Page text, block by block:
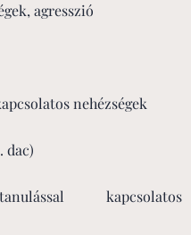
agresszió
nehézségek
dac)
kapcsolatos